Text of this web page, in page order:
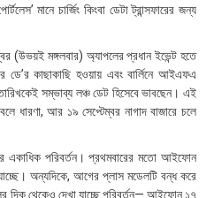
: মানে চার্জিং কিংবা ডেটা ট্রান্সফারের জন্য
(উভয়ই মঙ্গলবার) অ্যাপলের প্রধান ইভেন্ট হতে
ডে’র কাছাকাছি হওয়ায় এবং বার্লিনে আইএফএ
সম্ভাব্য লঞ্চ ডেট হিসেবে ভাবছেন। এই
ধারণা, আর ১৯ সেপ্টেম্বর নাগাদ বাজারে চলে
একাধিক পরিবর্তন। প্রথমবারের মতো আইফোন
অন্যদিকে, আগের প্লাস মডেলটি বন্ধ করে
দিক থেকেও দেখা যাচ্ছে পরিবর্তন— আইফোন ১৭